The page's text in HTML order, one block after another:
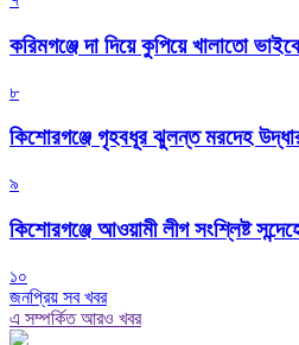
করিমগঞ্জে দা দিয়ে কুপিয়ে খালাতো
৮
কিশোরগঞ্জে গৃহবধূর ঝুলন্ত মরদেহ
৯
কিশোরগঞ্জে আওয়ামী লীগ সংশ্লিষ্ট
১০
জনপ্রিয় সব খবর
এ সম্পর্কিত আরও খবর